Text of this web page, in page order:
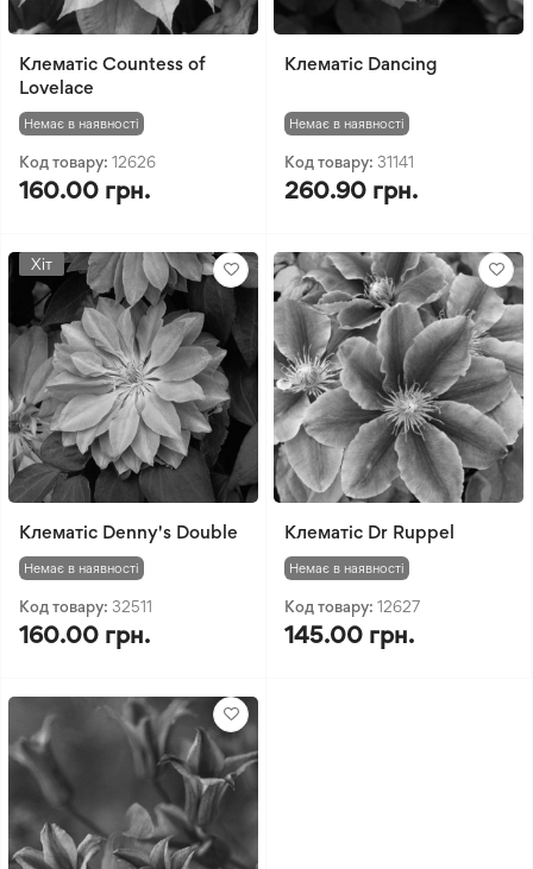
Клематіс Countess of
Lovelace
Немає в наявності
Код товару: 12626
160.00 грн.
Клематіс Dancing
Немає в наявності
Код товару: 31141
260.90 грн.
Хіт
Клематіс Denny's Double
Немає в наявності
Код товару: 32511
160.00 грн.
Клематіс Dr Ruppel
Немає в наявності
Код товару: 12627
145.00 грн.